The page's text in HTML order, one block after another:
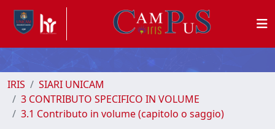
IRIS
SIARI UNICAM
3 CONTRIBUTO SPECIFICO IN VOLUME
3.1 Contributo in volume (capitolo o saggio)